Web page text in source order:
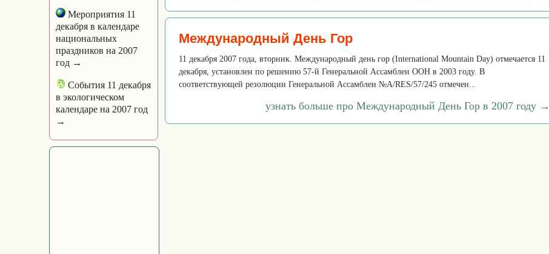
Мероприятия 11
декабря в календаре
национальных
праздников на 2007
год →
События 11 декабря
в экологическом
календаре на 2007 год
→
Международный День Гор
11 декабря 2007 года, вторник. Международный день гор (International Mountain Day) отмечается 11
декабря, установлен по решению 57-й Генеральной Ассамблеи ООН в 2003 году. В
соответствующей резолюции Генеральной Ассамблеи №A/RES/57/245 отмечен...
узнать больше про Международный День Гор в 2007 году →